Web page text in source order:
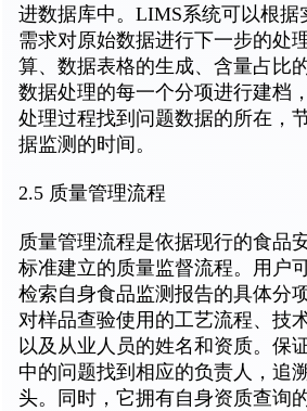
进数据库中。LIMS系统可以根据
需求对原始数据进行下一步的处
算、数据表格的生成、含量占比
数据处理的每一个分项进行建档
处理过程找到问题数据的所在，
据监测的时间。
2.5 质量管理流程
质量管理流程是依据现行的食品
标准建立的质量监督流程。用户
检索自身食品监测报告的具体分
对样品查验使用的工艺流程、技
以及从业人员的姓名和资质。保
中的问题找到相应的负责人，追
头。同时，它拥有自身资质查询